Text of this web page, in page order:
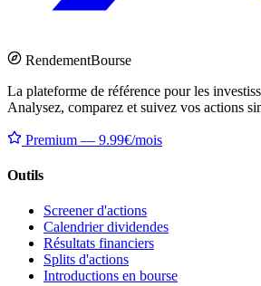
RendementBourse
La plateforme de référence pour les
Analysez, comparez et suivez vos actions
Premium — 9.99€/mois
Outils
Screener d'actions
Calendrier dividendes
Résultats financiers
Splits d'actions
Introductions en bourse